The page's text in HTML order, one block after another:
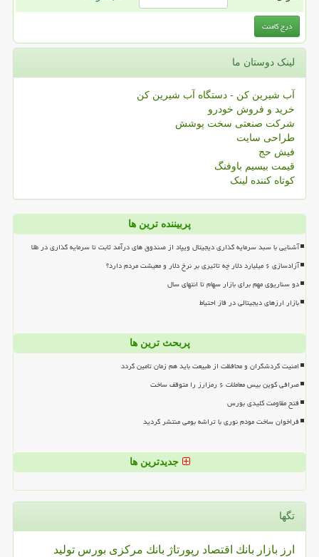
لینک دوستان ما
آب شیرین کن - دستگاه آب شیرین کن
خرید و فروش خودرو
شرکت صنعتی سخت پوشش
طراحی سایت
فیش حج
قیمت بیسیم باوفنگ
کوتاه کننده لینک
پربیننده ترین ها
آشنایی با سبد سرمایه گذاری دیجیتال ویپاد از صندوق های درآمد ثابت تا سرمایه گذاری در طلا
آزادسازی ۶ میلیارد دلار چه تاثیری بر نرخ دلار و معیشت مردم دارد؟
دو سناریوی مهم برای بازار سهام تا انتهای سال
بازار ارزهای دیجیتالی در فاز احتیاط
پربحث ترین ها
امنیت گردشگران و محافظت از طبیعت باید هم زمان تامین گردد
صرافی کوین بیس معاملات ۶ رمزارز را متوقف ساخت
فتح مقاومت کلیدی بورس
فراخوان ساخت مودم نوری با تراشه بومی منتشر گردید
جدیدترین ها
تگها
ارز بازار بانك اقتصاد رپورتاژ بانك مركزی بورس تولید